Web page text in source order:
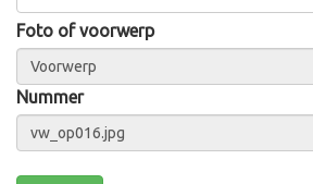
Foto of voorwerp
Nummer